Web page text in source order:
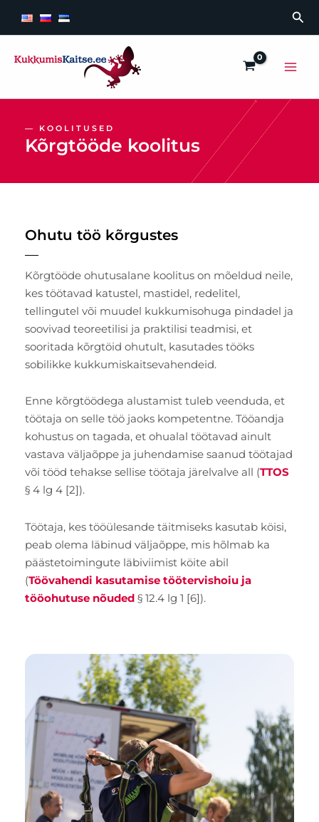
— KOOLITUSED
Kõrgtööde koolitus
Ohutu töö kõrgustes
Kõrgtööde ohutusalane koolitus on mõeldud neile,
kes töötavad katustel, mastidel, redelitel,
tellingutel või muudel kukkumisohuga pindadel ja
soovivad teoreetilisi ja praktilisi teadmisi, et
sooritada kõrgtöid ohutult, kasutades tööks
sobilikke kukkumiskaitsevahendeid.
Enne kõrgtöödega alustamist tuleb veenduda, et
töötaja on selle töö jaoks kompetentne. Tööandja
kohustus on tagada, et ohualal töötavad ainult
vastava väljaõppe ja juhendamise saanud töötajad
või tööd tehakse sellise töötaja järelvalve all (TTOS
§ 4 lg 4 [2]).
Töötaja, kes tööülesande täitmiseks kasutab köisi,
peab olema läbinud väljaõppe, mis hõlmab ka
päästetoimingute läbiviimist köite abil
(Töövahendi kasutamise töötervishoiu ja
tööohutuse nõuded § 12.4 lg 1 [6]).